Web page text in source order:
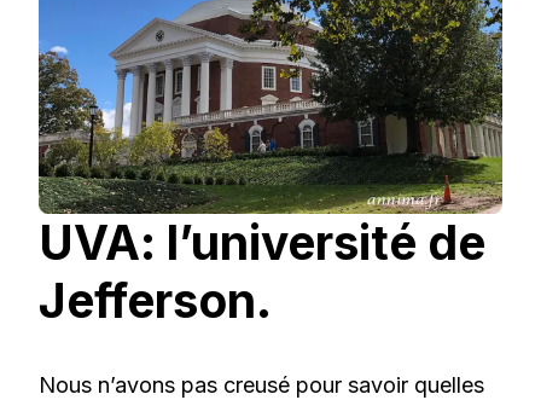
UVA: l’université de
Jefferson.
Nous n’avons pas creusé pour savoir quelles